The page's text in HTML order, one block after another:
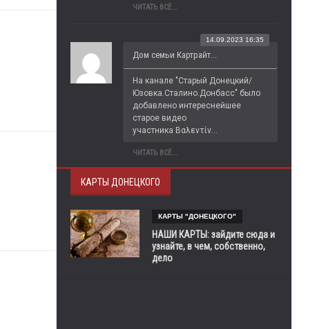
ЧИТАТЬ ВСЁ...
Дом семьи Картрайт...
14.09.2023 16:35
На канале "Старый Донецкий/
Юзовка.Сталино.Донбасс" было
добавлено интереснейшее
старое видео
участника Βαλεντίν...
ЧИТАТЬ ВСЁ...
КАРТЫ ДОНЕЦКОГО
КАРТЫ "ДОНЕЦКОГО"
НАШИ КАРТЫ: зайдите сюда и
узнайте, в чем, собственно,
дело